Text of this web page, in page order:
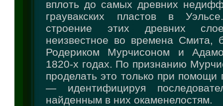
вплоть до самых древних
граувакских пластов в
строение этих древних
неизвестное во времена Смита,
Родериком Мурчисоном и
1820-х годах. По признанию
проделать это только при помощи
— идентифицируя
найденным в них окаменелостям.